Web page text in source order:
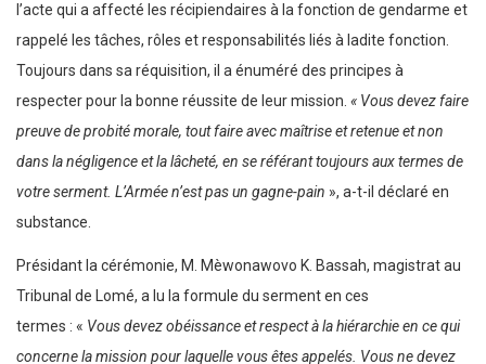
l’acte qui a affecté les récipiendaires à la fonction de gendarme et
rappelé les tâches, rôles et responsabilités liés à ladite fonction.
Toujours dans sa réquisition, il a énuméré des principes à
respecter pour la bonne réussite de leur mission. « Vous devez faire
preuve de probité morale, tout faire avec maîtrise et retenue et non
dans la négligence et la lâcheté, en se référant toujours aux termes de
votre serment. L’Armée n’est pas un gagne-pain », a-t-il déclaré en
substance.
Présidant la cérémonie, M. Mèwonawovo K. Bassah, magistrat au
Tribunal de Lomé, a lu la formule du serment en ces
termes : « Vous devez obéissance et respect à la hiérarchie en ce qui
concerne la mission pour laquelle vous êtes appelés. Vous ne devez